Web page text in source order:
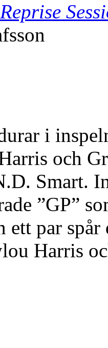
i
och
Smart.
”GP”
ett par
Harris